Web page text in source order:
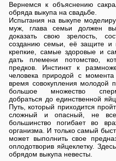
Вернемся к объяснению
обряда выкупа на свадьбе.
Испытания на выкупе
муж, глава семьи должен
доказать свою зрелость,
созданию семьи, её защите и
крепкие, самые здоровые и
дать племени потомство,
предков. Инстинкт к
человека природой с
время совокупления молодой
большое множество
добраться до единственной
Путь, который приходится
сложный и опасный, не
большинство погибает во
организма. И только самый
может выполнить свое
оплодотворив яйцеклетку.
обрядом выкупа невесты.